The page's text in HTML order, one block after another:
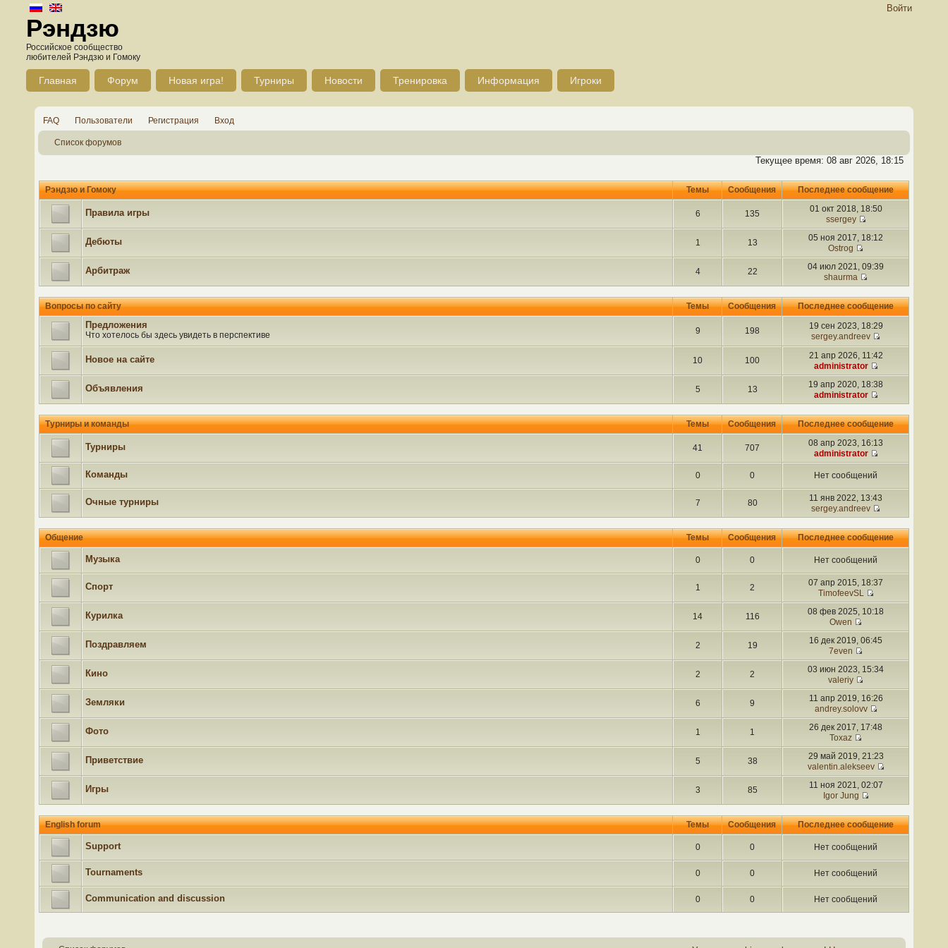
Войти
Рэндзю
Российское сообщество
любителей Рэндзю и Гомоку
Главная Форум Новая игра! Турниры Новости Тренировка Информация Игроки
FAQ Пользователи Регистрация Вход
Список форумов
Текущее время: 08 авг 2026, 18:15
Рэндзю и Гомоку Темы Сообщения Последнее сообщение
Правила игры 6 135
01 окт 2018, 18:50
ssergey
Дебюты 1 13
05 ноя 2017, 18:12
Ostrog
Арбитраж 4 22
04 июл 2021, 09:39
shaurma
Вопросы по сайту Темы Сообщения Последнее сообщение
Предложения
Что хотелось бы здесь увидеть в перспективе 9 198
19 сен 2023, 18:29
sergey.andreev
Новое на сайте 10 100
21 апр 2026, 11:42
administrator
Объявления 5 13
19 апр 2020, 18:38
administrator
Турниры и команды Темы Сообщения Последнее сообщение
Турниры 41 707
08 апр 2023, 16:13
administrator
Команды 0 0 Нет сообщений
Очные турниры 7 80
11 янв 2022, 13:43
sergey.andreev
Общение Темы Сообщения Последнее сообщение
Музыка 0 0 Нет сообщений
Спорт 1 2
07 апр 2015, 18:37
TimofeevSL
Курилка 14 116
08 фев 2025, 10:18
Owen
Поздравляем 2 19
16 дек 2019, 06:45
7even
Кино 2 2
03 июн 2023, 15:34
valeriy
Земляки 6 9
11 апр 2019, 16:26
andrey.solovv
Фото 1 1
26 дек 2017, 17:48
Toxaz
Приветствие 5 38
29 май 2019, 21:23
valentin.alekseev
Игры 3 85
11 ноя 2021, 02:07
Igor Jung
English forum Темы Сообщения Последнее сообщение
Support 0 0 Нет сообщений
Tournaments 0 0 Нет сообщений
Communication and discussion 0 0 Нет сообщений